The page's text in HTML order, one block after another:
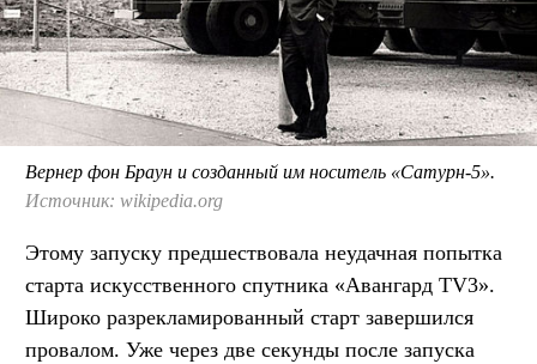
Вернер фон Браун и созданный им носитель «Сатурн-5».
Источник: wikipedia.org
Этому запуску предшествовала неудачная попытка
старта искусственного спутника «Авангард TV3».
Широко разрекламированный старт завершился
провалом. Уже через две секунды после запуска